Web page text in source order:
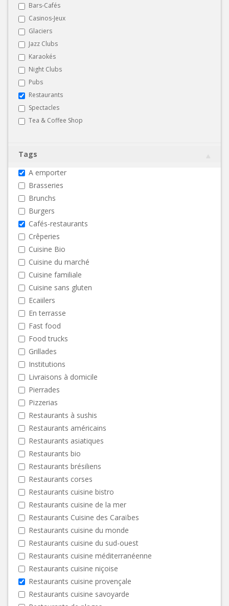
Bars-Cafés
Casinos-Jeux
Glaciers
Jazz Clubs
Karaokés
Night Clubs
Pubs
Restaurants
Spectacles
Tea & Coffee Shop
Tags
A emporter
Brasseries
Brunchs
Burgers
Cafés-restaurants
Crêperies
Cuisine Bio
Cuisine du marché
Cuisine familiale
Cuisine sans gluten
Ecaiilers
En terrasse
Fast food
Food trucks
Grillades
Institutions
Livraisons à domicile
Pierrades
Pizzerias
Restaurants à sushis
Restaurants américains
Restaurants asiatiques
Restaurants bio
Restaurants brésiliens
Restaurants corses
Restaurants cuisine bistro
Restaurants cuisine de la mer
Restaurants Cuisine des Caraïbes
Restaurants cuisine du monde
Restaurants cuisine du sud-ouest
Restaurants cuisine méditerranéenne
Restaurants cuisine niçoise
Restaurants cuisine provençale
Restaurants cuisine savoyarde